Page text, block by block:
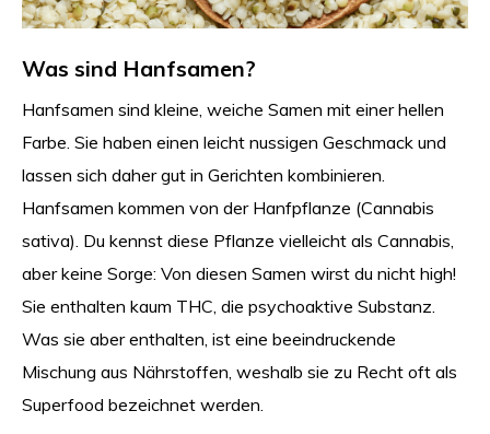
Was sind Hanfsamen?
Hanfsamen sind kleine, weiche Samen mit einer hellen
Farbe. Sie haben einen leicht nussigen Geschmack und
lassen sich daher gut in Gerichten kombinieren.
Hanfsamen kommen von der Hanfpflanze (Cannabis
sativa). Du kennst diese Pflanze vielleicht als Cannabis,
aber keine Sorge: Von diesen Samen wirst du nicht high!
Sie enthalten kaum THC, die psychoaktive Substanz.
Was sie aber enthalten, ist eine beeindruckende
Mischung aus Nährstoffen, weshalb sie zu Recht oft als
Superfood bezeichnet werden.